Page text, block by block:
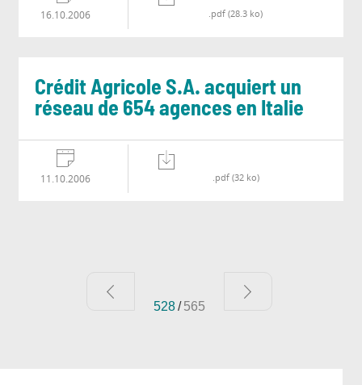
16.10.2006 .pdf (28.3 ko)
Crédit Agricole S.A. acquiert un
réseau de 654 agences en Italie
11.10.2006 .pdf (32 ko)
528 / 565